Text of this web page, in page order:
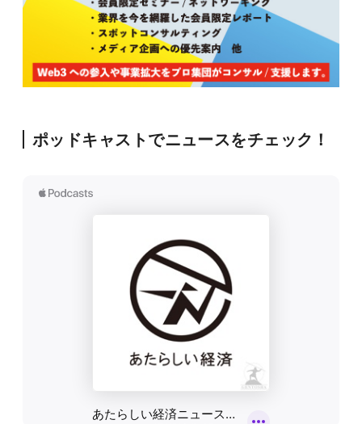
ポッドキャストでニュースをチェック！